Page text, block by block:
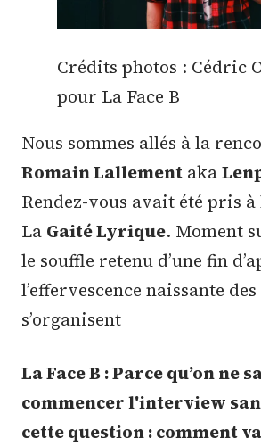
Crédits photos : Cédric
pour La Face B
Nous sommes allés à la
Romain Lallement aka
Rendez-vous avait été pris
La Gaité Lyrique. Moment
le souffle retenu d’une fin
l’effervescence naissante
s’organisent
La Face B : Parce qu’on ne
commencer l'interview
cette question : comment